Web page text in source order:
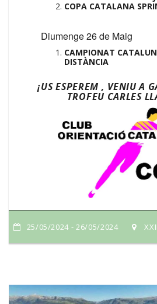
COPA CATALANA
Diumenge 26 de Maig
CAMPIONAT
DISTÀNCIA
¡US ESPEREM , VENIU A
TROFEU CARLES
25/05/2024 - 26/05/2024